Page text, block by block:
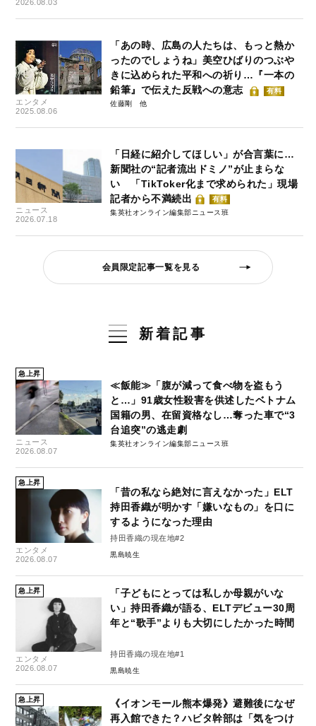
2026.08.03
エンタメ
2025.08.06
「あの時、広島の人たちは、もっと熱か
ったのでしょうね」美空ひばりのつぶや
きに込められた平和への祈り…『一本の
鉛筆』で伝えた反戦への意志
有料
佐藤剛
ニュース
2026.07.18
「日経に紹介してほしい」が合言葉に…
新聞社の“記者流出ドミノ”が止まらな
い 「TikToker化まで求められた」現場
記者から不満続出
有料
集英社オンライン編集部ニュース班
会員限定記事一覧を見る
新着記事
急上昇
ニュース
2026.08.07
≪飯能≫「腹が減って食べ物を盗もう
と…」91歳女性殺害を供述したベトナム
国籍の男、在留資格なし…奪った車で“3
台追突”の逃走劇
集英社オンライン編集部ニュース班
急上昇
エンタメ
2026.08.07
「昔の私なら絶対に言えなかった」ELT
持田香織が明かす「嫌いなもの」を口に
するようになった理由
持田香織の現在地#2
黒島暁生
急上昇
エンタメ
2026.08.07
「子どもにとっては私しか母親がいな
い」持田香織が語る、ELTデビュー30周
年と“歌手”よりも大切にしたかった時間
持田香織の現在地#1
黒島暁生
急上昇
《イオンモール熊本爆発》避難後になぜ
再入館できた？ハビタ幹部は「気をつけ